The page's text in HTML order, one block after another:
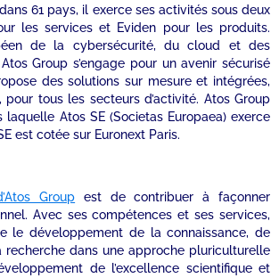
61 pays, il exerce ses activités sous deux
les services et Eviden pour les produits.
de la cybersécurité, du cloud et des
Group s’engage pour un avenir sécurisé
des solutions sur mesure et intégrées,
pour tous les secteurs d’activité. Atos Group
Atos SE (Societas Europaea) exerce
est cotée sur Euronext Paris.
Group est de contribuer à façonner
Avec ses compétences et ses services,
le développement de la connaissance, de
recherche dans une approche pluriculturelle
de l’excellence scientifique et